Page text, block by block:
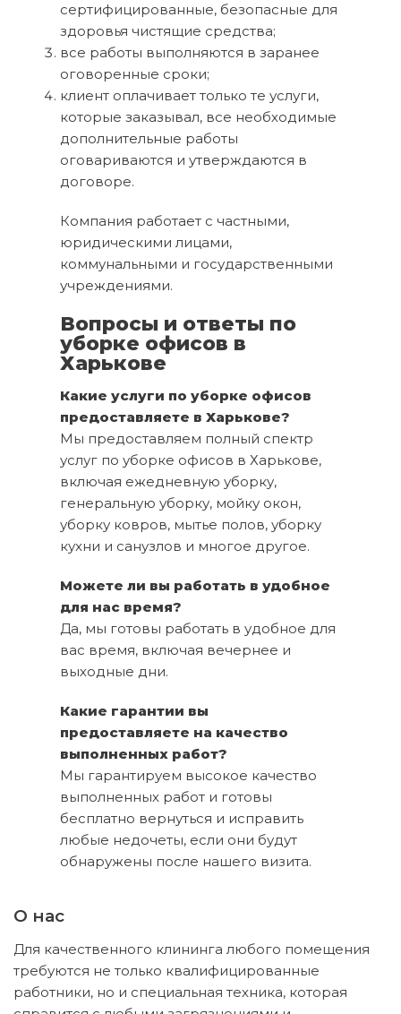
сертифицированные, безопасные для
здоровья чистящие средства;
все работы выполняются в заранее
оговоренные сроки;
клиент оплачивает только те услуги,
которые заказывал, все необходимые
дополнительные работы
оговариваются и утверждаются в
договоре.
Компания работает с частными,
юридическими лицами,
коммунальными и государственными
учреждениями.
Вопросы и ответы по
уборке офисов в
Харькове
Какие услуги по уборке офисов
предоставляете в Харькове?
Мы предоставляем полный спектр
услуг по уборке офисов в Харькове,
включая ежедневную уборку,
генеральную уборку, мойку окон,
уборку ковров, мытье полов, уборку
кухни и санузлов и многое другое.
Можете ли вы работать в удобное
для нас время?
Да, мы готовы работать в удобное для
вас время, включая вечернее и
выходные дни.
Какие гарантии вы
предоставляете на качество
выполненных работ?
Мы гарантируем высокое качество
выполненных работ и готовы
бесплатно вернуться и исправить
любые недочеты, если они будут
обнаружены после нашего визита.
О нас
Для качественного клининга любого помещения
требуются не только квалифицированные
работники, но и специальная техника, которая